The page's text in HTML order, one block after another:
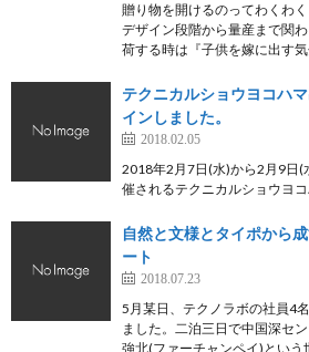
贈り物を開けるのってわくわ
デザイン段階から量産まで関
荷する時は『子供を嫁に出す
テクニカルショウヨコハ
インしました。
2018.02.05
2018年2月7日(水)から2月9日(
催されるテクニカルショウヨ
自然と文様とタイポから
ート
2018.07.23
5月某日、テクノラボの社員4
ました。二泊三日で中国深セ
強北(ファーチャンペイ)とい